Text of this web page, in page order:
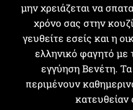
μην χρειάζεται να
χρόνο σας στην
γευθείτε εσείς και η
ελληνικό φαγητό με
εγγύηση Βενέτη.
περιμένουν
κατευθείαν